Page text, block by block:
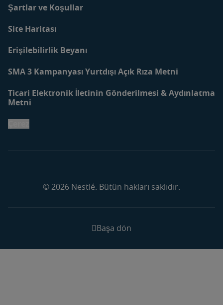
Şartlar ve Koşullar
Site Haritası
Erişilebilirlik Beyanı
SMA 3 Kampanyası Yurtdışı Açık Rıza Metni
Ticari Elektronik İletinin Gönderilmesi & Aydınlatma
Metni
© 2026 Nestlé. Bütün hakları saklıdır.
Başa dön